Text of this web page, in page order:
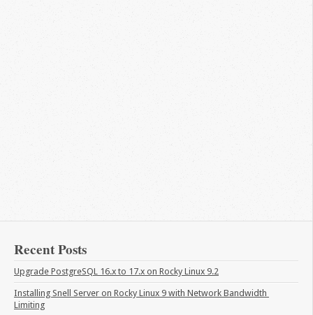
Recent Posts
Upgrade PostgreSQL 16.x to 17.x on Rocky Linux 9.2
Installing Snell Server on Rocky Linux 9 with Network Bandwidth
Limiting